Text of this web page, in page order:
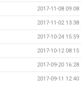
2017-11-08 09:08
2017-11-02 13:38
2017-10-24 15:59
2017-10-12 08:15
2017-09-20 16:28
2017-09-11 12:40